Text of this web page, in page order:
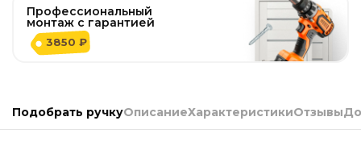
Профессиональный
монтаж с гарантией
3850 ₽
Подобрать ручкуОписаниеХарактеристикиОтзывы